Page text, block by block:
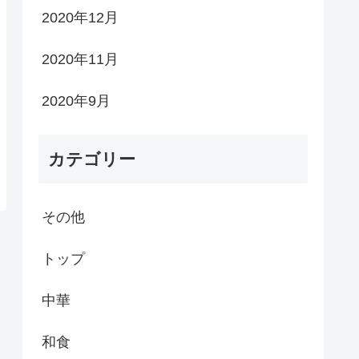
2020年12月
2020年11月
2020年9月
カテゴリー
その他
トップ
中華
和食